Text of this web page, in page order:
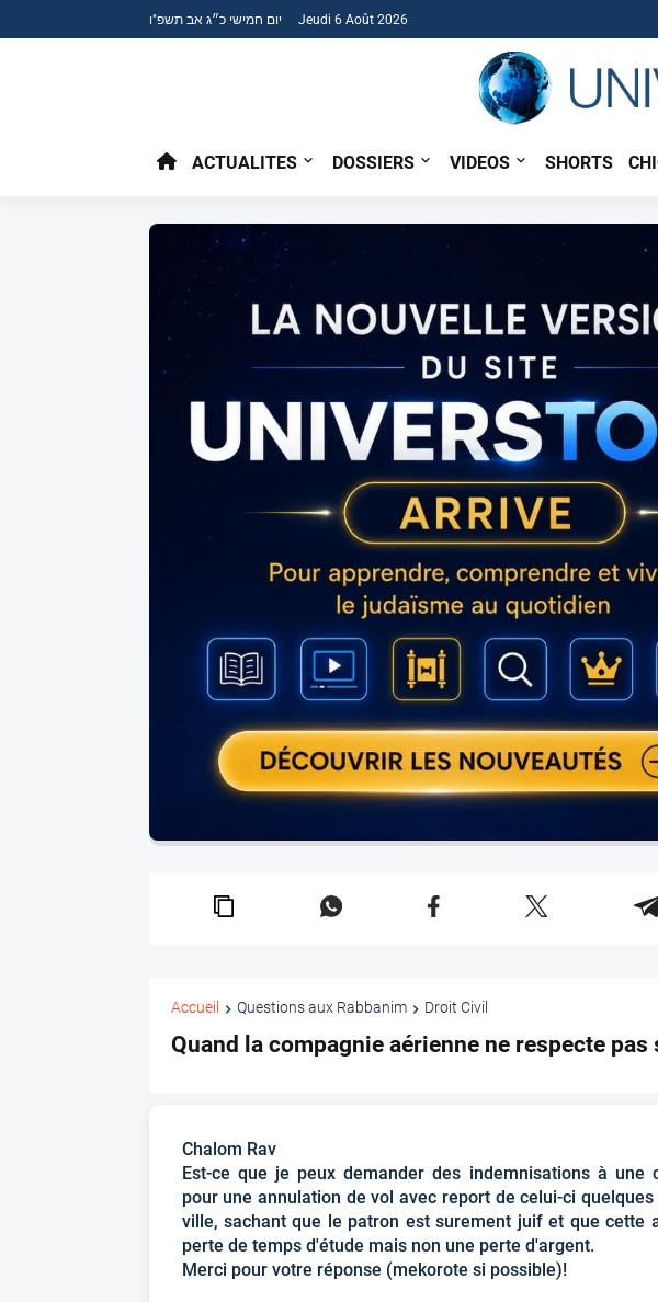
יום חמישי כ״ג אב תשפ"ו Jeudi 6 Août 2026
ACTUALITES DOSSIERS VIDEOS SHORTS
Accueil Questions aux Rabbanim Droit Civil
Quand la compagnie aérienne ne respecte pas
Chalom Rav
Est-ce que je peux demander des indemnisations à une
pour une annulation de vol avec report de celui-ci
ville, sachant que le patron est surement juif et que cette
perte de temps d'étude mais non une perte d'argent.
Merci pour votre réponse (mekorote si possible)!